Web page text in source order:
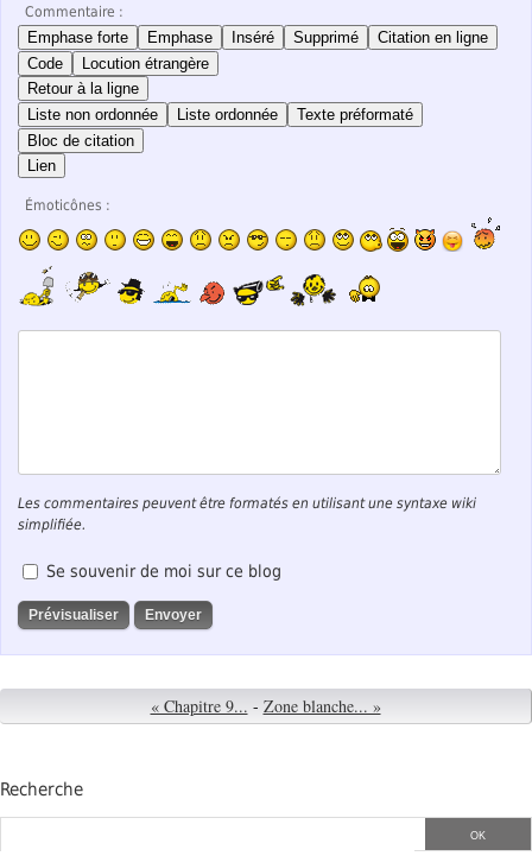
Commentaire :
Emphase forte Emphase Inséré Supprimé
Citation en ligne
Code
Locution étrangère
Retour à la ligne
Liste non ordonnée
Liste ordonnée
Texte préformaté
Bloc de citation
Lien
Émoticônes :
Les commentaires peuvent être formatés en utilisant une syntaxe wiki
simplifiée.
Se souvenir de moi sur ce blog
« Chapitre 9... - Zone blanche... »
Recherche